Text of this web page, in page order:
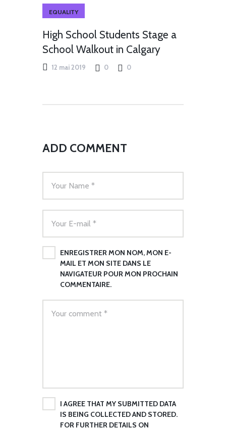
EQUALITY
High School Students Stage a
School Walkout in Calgary
12 mai 2019 0 0
ADD COMMENT
ENREGISTRER MON NOM, MON E-
MAIL ET MON SITE DANS LE
NAVIGATEUR POUR MON PROCHAIN
COMMENTAIRE.
I AGREE THAT MY SUBMITTED DATA
IS BEING COLLECTED AND STORED.
FOR FURTHER DETAILS ON